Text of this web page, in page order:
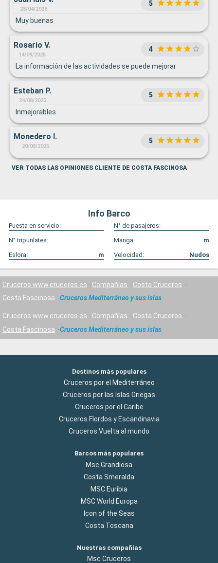
experiencia sea casi inmejorable y por eso le doy un 8, el
mas positivo del barco aunque también tiene la pega de que
la estetica en general del barco es un poco antigua.
28/04/2026
5
Muy buenas
Rosario V.
14/09/2025
4
La información de las actividades se puede mejorar
Esteban P.
24/08/2025
5
Inmejorables
Monedero I.
20/08/2025
5
VER TODAS LAS OPINIONES CLIENTE DE COSTA FASCINOSA
Info Barco
Puesta en servicio:
N° de pasajeros:
N° tripunlates:
Manga:
m
Eslora:
m Velocidad: Nudos
Cruceros www.cruceros.es Compañías
Costa Cruceros
Costa Fascinosa
Cruceros Mediterráneo y sus islas
Cruceros www.cruceros.es Compañías
Costa Cruceros
Costa Fascinosa
Cruceros Mediterráneo y sus islas
Destinos más populares
Cruceros por el Mediterráneo
Cruceros por las Islas Griegas
Cruceros por el Caribe
Cruceros Flordos y Escandinavia
Cruceros Vuelta al mundo
Barcos más populares
Msc Grandiosa
Costa Smeralda
MSC Euribia
MSC World Europa
Icon of the Seas
Costa Toscana
Nuestras compañías
Msc Cruceros